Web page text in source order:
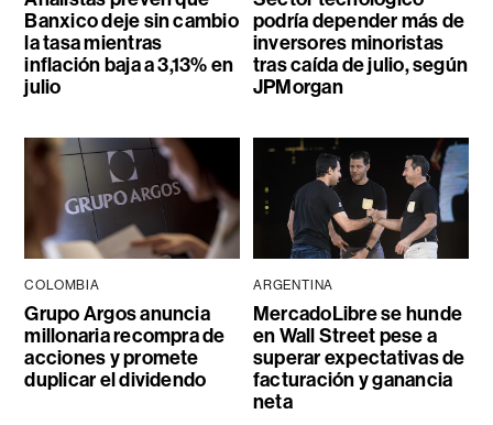
Banxico deje sin cambio
la tasa mientras
inflación baja a 3,13% en
julio
podría depender más de
inversores minoristas
tras caída de julio, según
JPMorgan
COLOMBIA
Grupo Argos anuncia
millonaria recompra de
acciones y promete
duplicar el dividendo
ARGENTINA
MercadoLibre se hunde
en Wall Street pese a
superar expectativas de
facturación y ganancia
neta